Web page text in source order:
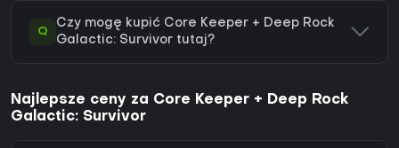
Q
Czy mogę kupić Core Keeper + Deep Rock
Galactic: Survivor tutaj?
Najlepsze ceny za Core Keeper + Deep Rock
Galactic: Survivor